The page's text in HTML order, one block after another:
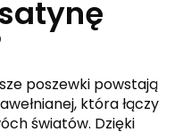
poszewki powstają
która łączy
światów. Dzięki